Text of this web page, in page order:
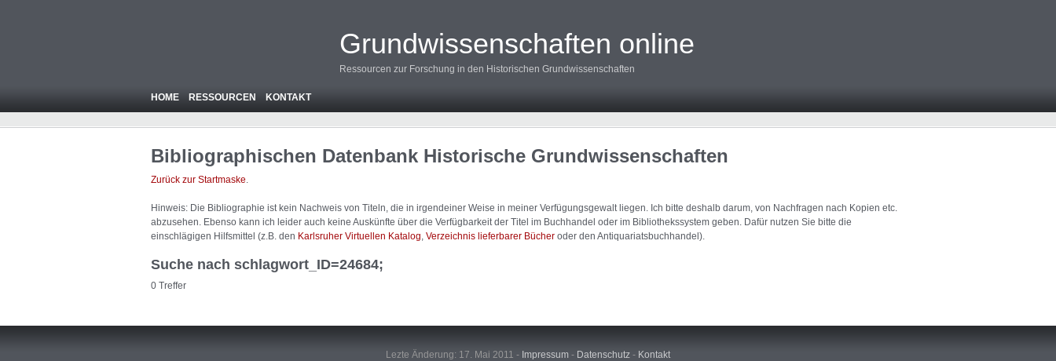
Grundwissenschaften online
Ressourcen zur Forschung in den Historischen Grundwissenschaften
HOME RESSOURCEN KONTAKT
Bibliographischen Datenbank Historische Grundwissenschaften
Zurück zur Startmaske.
Hinweis: Die Bibliographie ist kein Nachweis von Titeln, die in irgendeiner Weise in meiner Verfügungsgewalt liegen. Ich bitte deshalb darum, von Nachfragen nach Kopien etc.
abzusehen. Ebenso kann ich leider auch keine Auskünfte über die Verfügbarkeit der Titel im Buchhandel oder im Bibliothekssystem geben. Dafür nutzen Sie bitte die
einschlägigen Hilfsmittel (z.B. den Karlsruher Virtuellen Katalog Verzeichnis lieferbarer Bücher oder den Antiquariatsbuchhandel).
Suche nach schlagwort_ID=24684;
0 Treffer
Lezte Änderung: 17. Mai 2011 - Impressum - Datenschutz - Kontakt